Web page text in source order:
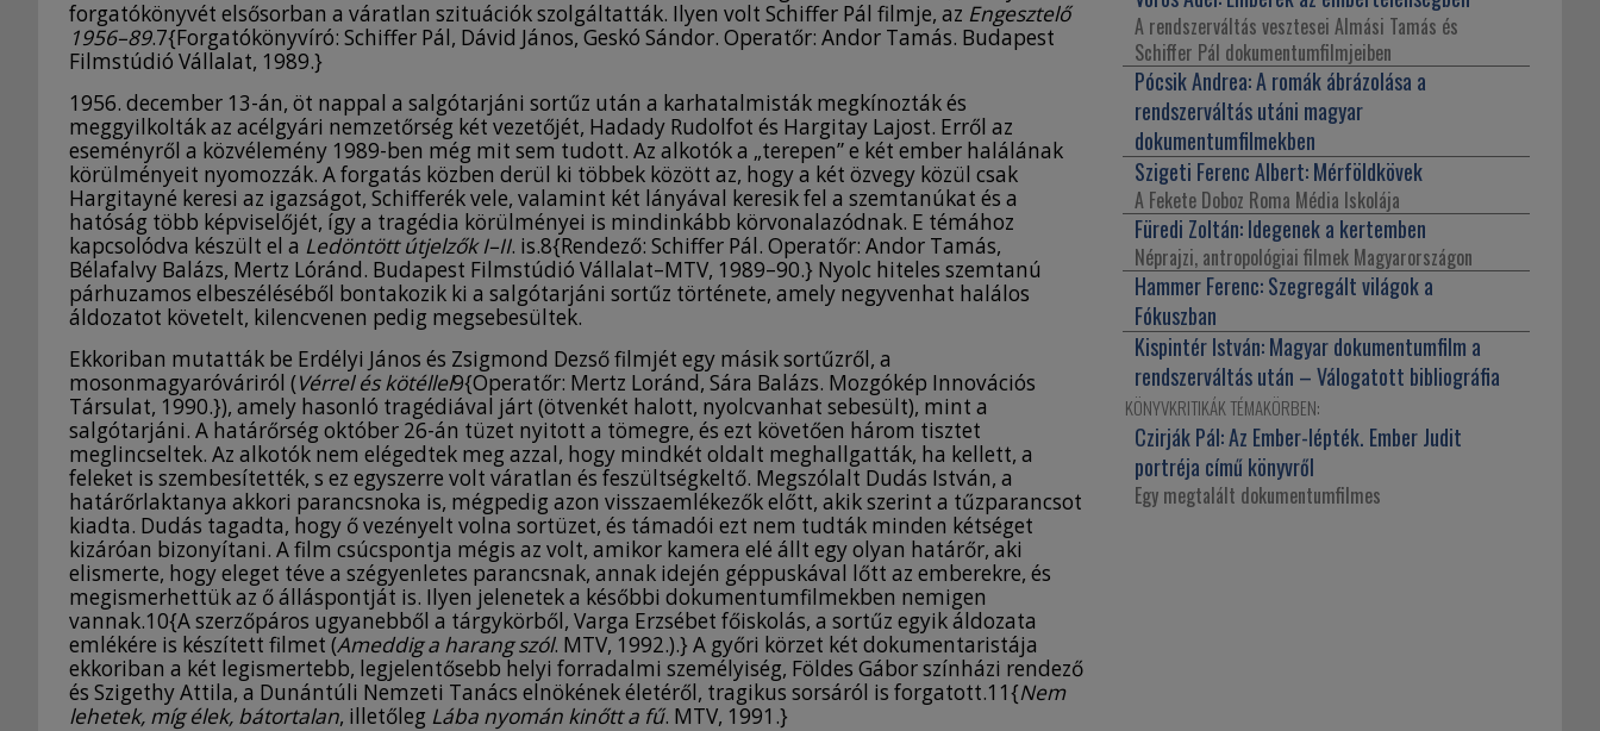
forgatókönyvét elsősorban a váratlan szituációk szolgáltatták. Ilyen volt Schiffer Pál filmje, az Engesztelő
1956–89.7{Forgatókönyvíró: Schiffer Pál, Dávid János, Geskó Sándor. Operatőr: Andor Tamás. Budapest
Filmstúdió Vállalat, 1989.}
1956. december 13-án, öt nappal a salgótarjáni sortűz után a karhatalmisták megkínozták és
meggyilkolták az acélgyári nemzetőrség két vezetőjét, Hadady Rudolfot és Hargitay Lajost. Erről az
eseményről a közvélemény 1989-ben még mit sem tudott. Az alkotók a „terepen” e két ember halálának
körülményeit nyomozzák. A forgatás közben derül ki többek között az, hogy a két özvegy közül csak
Hargitayné keresi az igazságot, Schifferék vele, valamint két lányával keresik fel a szemtanúkat és a
hatóság több képviselőjét, így a tragédia körülményei is mindinkább körvonalazódnak. E témához
kapcsolódva készült el a Ledöntött útjelzők I–II. is.8{Rendező: Schiffer Pál. Operatőr: Andor Tamás,
Bélafalvy Balázs, Mertz Lóránd. Budapest Filmstúdió Vállalat–MTV, 1989–90.} Nyolc hiteles szemtanú
párhuzamos elbeszéléséből bontakozik ki a salgótarjáni sortűz története, amely negyvenhat halálos
áldozatot követelt, kilencvenen pedig megsebesültek.
Ekkoriban mutatták be Erdélyi János és Zsigmond Dezső filmjét egy másik sortűzről, a
mosonmagyaróváriról (Vérrel és kötéllel9{Operatőr: Mertz Loránd, Sára Balázs. Mozgókép Innovációs
Társulat, 1990.}), amely hasonló tragédiával járt (ötvenkét halott, nyolcvanhat sebesült), mint a
salgótarjáni. A határőrség október 26-án tüzet nyitott a tömegre, és ezt követően három tisztet
meglincseltek. Az alkotók nem elégedtek meg azzal, hogy mindkét oldalt meghallgatták, ha kellett, a
feleket is szembesítették, s ez egyszerre volt váratlan és feszültségkeltő. Megszólalt Dudás István, a
határőrlaktanya akkori parancsnoka is, mégpedig azon visszaemlékezők előtt, akik szerint a tűzparancsot
kiadta. Dudás tagadta, hogy ő vezényelt volna sortüzet, és támadói ezt nem tudták minden kétséget
kizáróan bizonyítani. A film csúcspontja mégis az volt, amikor kamera elé állt egy olyan határőr, aki
elismerte, hogy eleget téve a szégyenletes parancsnak, annak idején géppuskával lőtt az emberekre, és
megismerhettük az ő álláspontját is. Ilyen jelenetek a későbbi dokumentumfilmekben nemigen
vannak.10{A szerzőpáros ugyanebből a tárgykörből, Varga Erzsébet főiskolás, a sortűz egyik áldozata
emlékére is készített filmet (Ameddig a harang szól. MTV, 1992.).} A győri körzet két dokumentaristája
ekkoriban a két legismertebb, legjelentősebb helyi forradalmi személyiség, Földes Gábor színházi rendező
és Szigethy Attila, a Dunántúli Nemzeti Tanács elnökének életéről, tragikus sorsáról is forgatott.11{Nem
lehetek, míg élek, bátortalan, illetőleg Lába nyomán kinőtt a fű. MTV, 1991.}
A rendszerváltás vesztesei Almási Tamás és
Schiffer Pál dokumentumfilmjeiben
Pócsik Andrea:A romák ábrázolása a
rendszerváltás utáni magyar
dokumentumfilmekben
Szigeti Ferenc Albert:Mérföldkövek
A Fekete Doboz Roma Média Iskolája
Füredi Zoltán:Idegenek a kertemben
Néprajzi, antropológiai filmek Magyarországon
Hammer Ferenc:Szegregált világok a
Fókuszban
Kispintér István:Magyar dokumentumfilm a
rendszerváltás után – Válogatott bibliográfia
KÖNYVKRITIKÁK TÉMAKÖRBEN:
Czirják Pál:Az Ember-lépték. Ember Judit
portréja című könyvről
Egy megtalált dokumentumfilmes